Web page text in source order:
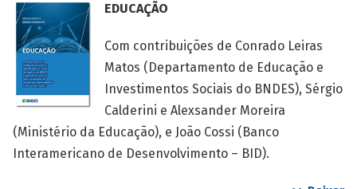
EDUCAÇÃO
Com contribuições de Conrado Leiras
Matos (Departamento de Educação e
Investimentos Sociais do BNDES), Sérgio
Calderini e Alexsander Moreira
(Ministério da Educação), e João Cossi (Banco
Interamericano de Desenvolvimento – BID).